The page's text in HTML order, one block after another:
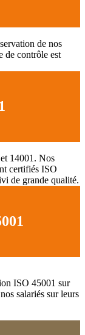
de nos
de contrôle est
14001. Nos
certifiés ISO
de grande qualité.
ISO 45001 sur
salariés sur leurs